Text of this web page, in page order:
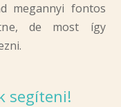
megannyi fontos
de most így
segíteni!